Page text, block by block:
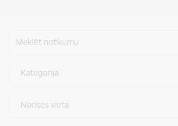
Meklēt notikumu
Kategorija
Norises vieta